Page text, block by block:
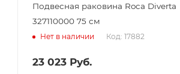
Подвесная раковина Roca Diverta
327110000 75 см
Нет в наличии Код: 17882
23 023 Руб.